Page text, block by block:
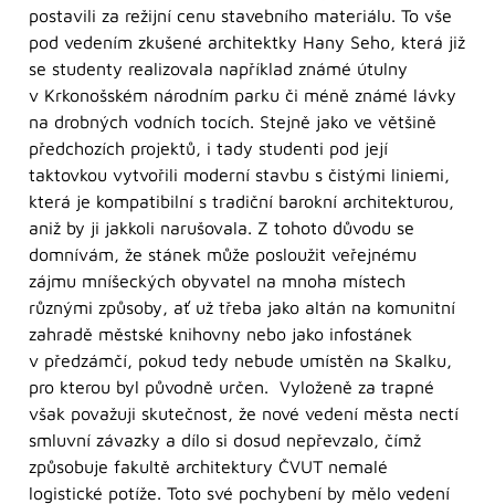
postavili za režijní cenu stavebního materiálu. To vše
pod vedením zkušené architektky Hany Seho, která již
se studenty realizovala například známé útulny
v Krkonošském národním parku či méně známé lávky
na drobných vodních tocích. Stejně jako ve většině
předchozích projektů, i tady studenti pod její
taktovkou vytvořili moderní stavbu s čistými liniemi,
která je kompatibilní s tradiční barokní architekturou,
aniž by ji jakkoli narušovala. Z tohoto důvodu se
domnívám, že stánek může posloužit veřejnému
zájmu mníšeckých obyvatel na mnoha místech
různými způsoby, ať už třeba jako altán na komunitní
zahradě městské knihovny nebo jako infostánek
v předzámčí, pokud tedy nebude umístěn na Skalku,
pro kterou byl původně určen. Vyloženě za trapné
však považuji skutečnost, že nové vedení města nectí
smluvní závazky a dílo si dosud nepřevzalo, čímž
způsobuje fakultě architektury ČVUT nemalé
logistické potíže. Toto své pochybení by mělo vedení